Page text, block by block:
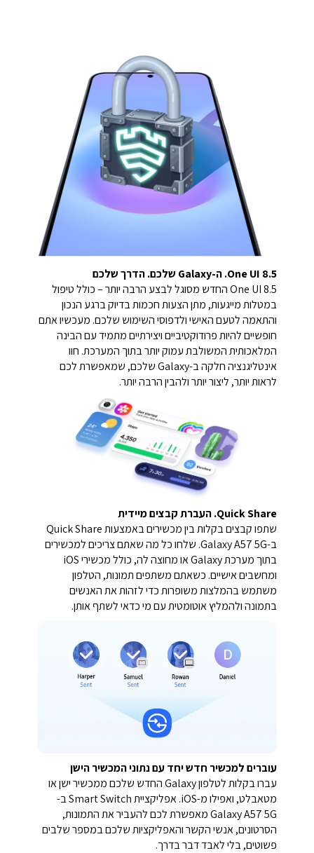
One UI 8.5. ה-Galaxy שלכם. הדרך שלכם
One UI 8.5 החדש מסוגל לבצע הרבה יותר – כולל טיפול
במטלות מייגעות, מתן הצעות חכמות בדיוק ברגע הנכון
והתאמה לטעם האישי ולדפוסי השימוש שלכם. מעכשיו אתם
חופשיים להיות פרודוקטיביים ויצירתיים מתמיד עם הבינה
המלאכותית המשולבת עמוק יותר בתוך המערכת. חוו
אינטליגנציה חלקה ב-Galaxy שלכם, שמאפשרת לכם
לראות יותר, ליצור יותר ולהבין הרבה יותר.
Quick Share. העברת קבצים מיידית
שתפו קבצים בקלות בין מכשירים באמצעות Quick Share
ב-Galaxy A57 5G. שלחו כל מה שאתם צריכים למכשירים
בתוך מערכת Galaxy או מחוצה לה, כולל מכשירי iOS
ומחשבים אישיים. כשאתם משתפים תמונות, הטלפון
משתמש בהמלצות משופרות כדי לזהות את האנשים
בתמונה ולהמליץ אוטומטית עם מי כדאי לשתף אותן.
עוברים למכשיר חדש יחד עם נתוני המכשיר הישן
עברו בקלות לטלפון Galaxy החדש שלכם ממכשיר ישן או
מטאבלט, ואפילו מ-iOS. אפליקציית Smart Switch ב-
Galaxy A57 5G מאפשרת לכם להעביר את התמונות,
הסרטונים, אנשי הקשר והאפליקציות שלכם במספר שלבים
פשוטים, בלי לאבד דבר בדרך.